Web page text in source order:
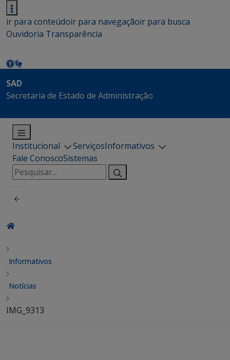
ir para conteúdoir para navegaçãoir para busca
Ouvidoria Transparência
SAD
Secretaria de Estado de Administração
Institucional ServiçosInformativos
Fale ConoscoSistemas
Pesquisar
por:
Informativos
Notícias
IMG_9313